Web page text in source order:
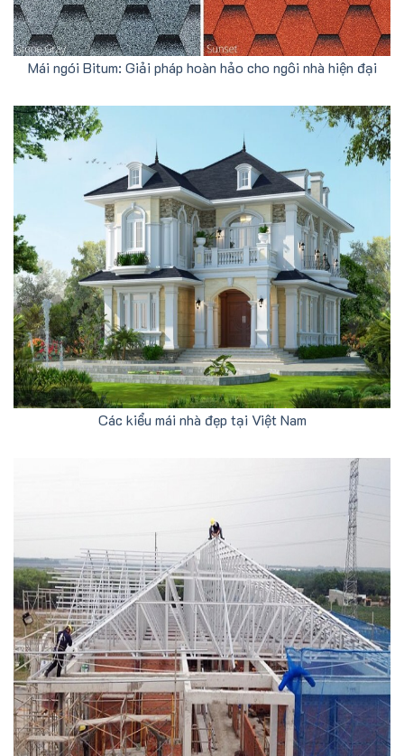
Mái ngói Bitum: Giải pháp hoàn hảo cho ngôi nhà hiện đại
Các kiểu mái nhà đẹp tại Việt Nam